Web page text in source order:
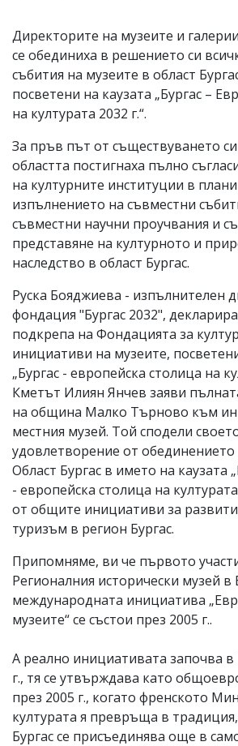
Директорите на музеите и
се обединиха в решението си
събития на музеите в област
посветени на каузата „Бургас –
на културата 2032 г.“.
За пръв път от съществуването
областта постигнаха пълно
на културните институции в
изпълнението на съвместни
съвместни научни проучвания и
представяне на културното и
наследство в област Бургас.
Руска Бояджиева - изпълнителен
фондация "Бургас 2032",
подкрепа на Фондацията за
инициативи на музеите,
„Бургас - европейска столица на
Кметът Илиян Янчев заяви
на община Малко Търново към
местния музей. Той сподели
удовлетворение от обединението
Област Бургас в името на каузата
- европейска столица на
от общите инициативи за
туризъм в регион Бургас.
Припомняме, ви че първото
Регионалния исторически музей в
международната инициатива
музеите“ се състои през 2005 г..
А реално инициативата започва в
г., тя се утвърждава като
през 2005 г., когато френското
културата я превръща в
Бургас се присъединява още в